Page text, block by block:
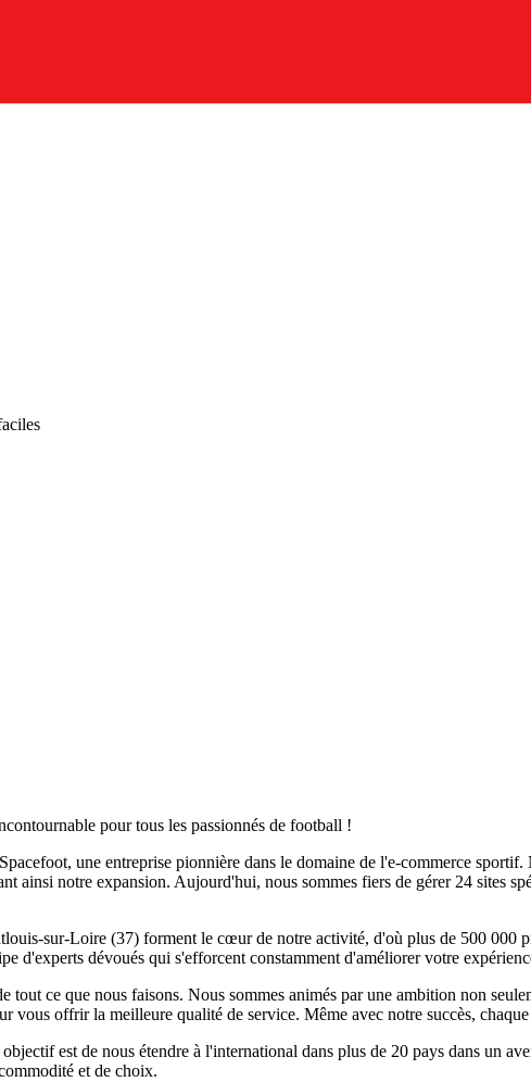
pour tous les passionnés de football !
une entreprise pionnière dans le domaine de l'e-commerce
ainsi notre expansion. Aujourd'hui, nous sommes fiers de gérer 24 sites
sur-Loire (37) forment le cœur de notre activité, d'où plus de 500 000
d'experts dévoués qui s'efforcent constamment d'améliorer votre
tout ce que nous faisons. Nous sommes animés par une ambition non
vous offrir la meilleure qualité de service. Même avec notre succès,
est de nous étendre à l'international dans plus de 20 pays dans un
et de choix.